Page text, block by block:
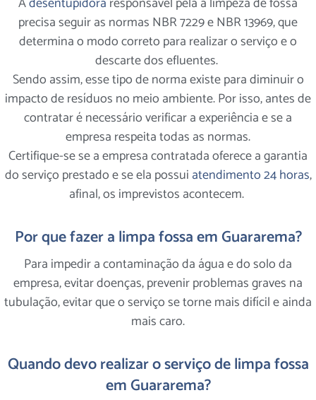
precisa seguir as normas NBR 7229 e NBR 13969, que
determina o modo correto para realizar o serviço e o
descarte dos efluentes.
Sendo assim, esse tipo de norma existe para diminuir o
impacto de resíduos no meio ambiente. Por isso, antes de
contratar é necessário verificar a experiência e se a
empresa respeita todas as normas.
Certifique-se se a empresa contratada oferece a garantia
do serviço prestado e se ela possui atendimento 24 horas,
afinal, os imprevistos acontecem.
Por que fazer a limpa fossa em Guararema?
Para impedir a contaminação da água e do solo da
empresa, evitar doenças, prevenir problemas graves na
tubulação, evitar que o serviço se torne mais difícil e ainda
mais caro.
Quando devo realizar o serviço de limpa fossa
em Guararema?